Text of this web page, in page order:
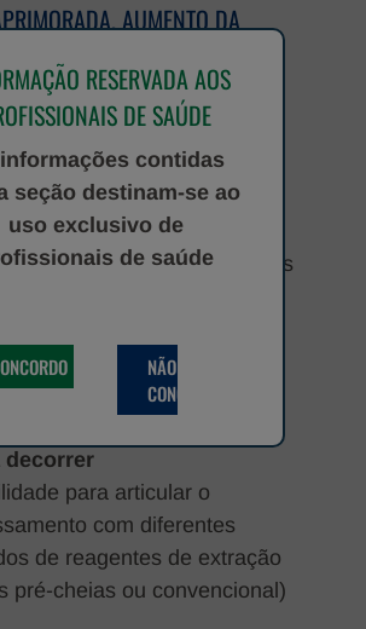
RESERVADA AOS
DE SAÚDE
contidas
seção destinam-se ao
uso exclusivo de
de saúde
NÃO
CONCORDO
AUMENTO DA
universal de
de realizar, em
5 ensaios diferentes na
amostra
de até 240 amostras
ao utilizador iniciar um
(extração/setup)
decorrer
para articular o
com diferentes
de reagentes de extração
pré-cheias ou convencional)